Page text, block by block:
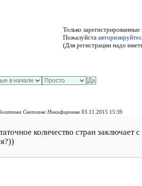
Только
Пожалуйста
(Для регистрации надо
Светлана Никифировна 03.11.2015 15:39
количество стран